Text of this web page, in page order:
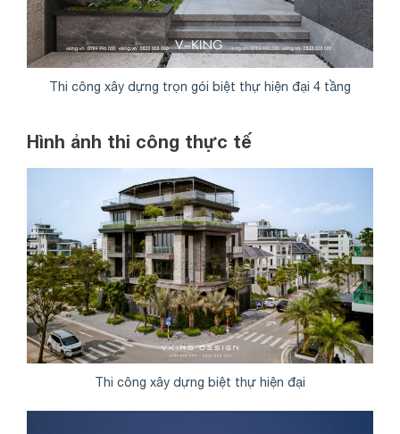
Thi công xây dựng trọn gói biệt thự hiện đại 4 tầng
Hình ảnh thi công thực tế
Thi công xây dựng biệt thự hiện đại